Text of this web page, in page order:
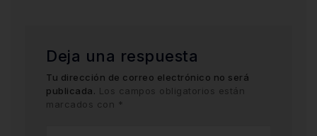
Deja una respuesta
Tu dirección de correo electrónico no será
publicada. Los campos obligatorios están
marcados con *